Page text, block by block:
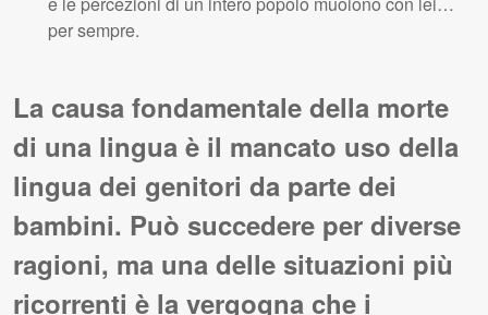
per sempre.
La causa fondamentale della morte
di una lingua è il mancato uso della
lingua dei genitori da parte dei
bambini. Può succedere per diverse
ragioni, ma una delle situazioni più
ricorrenti è la vergogna che i